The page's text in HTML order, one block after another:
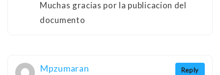
Muchas gracias por la publicacion del
documento
Reply
Mpzumaran